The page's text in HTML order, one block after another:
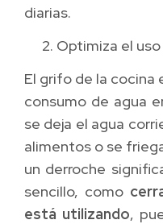
diarias.
Optimiza el
El grifo de la cocina
consumo de agua
se deja el agua
alimentos o se
un derroche
sencillo, como
está utilizando,